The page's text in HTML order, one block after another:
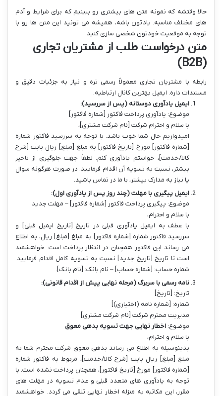
حالا وقتشه که نمونه متن های بیشتری رو ببینیم که برای شرایط و آدم
های مختلف مناسبه. یادتون باشه، همیشه می تونید این متن ها رو با
توجه به موقعیت خودتون شخصی سازی کنید.
متن درخواست طلب از مشتریان تجاری
(B2B)
رابطه با مشتریان تجاری معمولاً رسمی تره و نیاز به جزئیات دقیق و
مستندات داره. ایمیل بهترین کانال ارتباطیه.
ایمیل یادآوری دوستانه (پس از سررسید):
موضوع: یادآوری پرداخت فاکتور [شماره فاکتور]
با سلام و احترام شرکت [نام شرکت مشتری]،
امیدواریم حال شما خوب باشد. با توجه به سررسید فاکتور شماره
[شماره فاکتور] مورخ [تاریخ فاکتور] به مبلغ [مبلغ] ریال بابت [شرح
کالا/خدمت]، خواستم یادآوری کنم. لطفاً جهت جلوگیری از تاخیر
بیشتر، نسبت به تسویه آن اقدام فرمایید. در صورت هرگونه سوال
یا نیاز به مدارک بیشتر، با ما در تماس باشید.
ایمیل پیگیری با مهلت (چند روز پس از یادآوری اول):
موضوع: پیگیری پرداخت فاکتور [شماره فاکتور] – مهلت جدید
با سلام و احترام،
با عطف به ایمیل یادآوری قبلی در تاریخ [تاریخ ایمیل قبلی] و
سررسید فاکتور شماره [شماره فاکتور] به مبلغ [مبلغ] ریال، به اطلاع
می رساند این فاکتور همچنان در انتظار پرداخت است. خواهشمند
است تا تاریخ [تاریخ جدید] نسبت به تسویه کامل اقدام فرمایید.
شماره حساب: [شماره حساب] – نام بانک: [نام بانک].
نامه رسمی با سربرگ (مرحله نهایی پیش از اقدام قانونی):
تاریخ: [تاریخ]
شماره: [شماره نامه (اختیاری)]
مدیریت محترم شرکت [نام شرکت مشتری]
موضوع: اخطار نهایی جهت تسویه بدهی معوق
با سلام و احترام،
بدینوسیله به اطلاع می رساند بدهی معوق شرکت محترم شما به
مبلغ [مبلغ] ریال بابت [شرح کالا/خدمت]، مربوط به فاکتور شماره
[شماره فاکتور] مورخ [تاریخ فاکتور]، همچنان پرداخت نشده است. با
توجه به یادآوری های متعدد قبلی و عدم تسویه در مهلت های
مقرر، این مکاتبه به منزله اخطار نهایی تلقی می گردد. خواهشمند